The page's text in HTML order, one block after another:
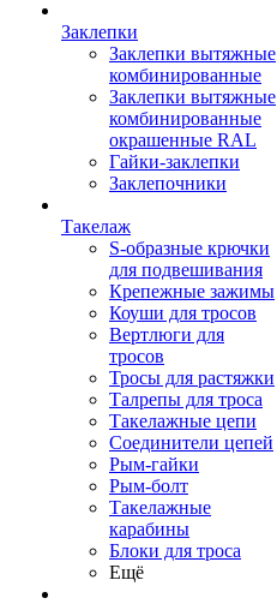
Заклепки
Заклепки вытяжные
комбинированные
Заклепки вытяжные
комбинированные
окрашенные RAL
Гайки-заклепки
Заклепочники
Такелаж
S-образные крючки
для подвешивания
Крепежные зажимы
Коуши для тросов
Вертлюги для
тросов
Тросы для растяжки
Талрепы для троса
Такелажные цепи
Соединители цепей
Рым-гайки
Рым-болт
Такелажные
карабины
Блоки для троса
Ещё